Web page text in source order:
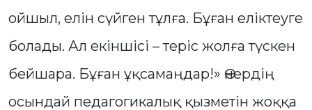
ойшыл, елін сүйген тұлға. Бұған еліктеуге
болады. Ал екіншісі – теріс жолға түскен
бейшара. Бұған ұқсамаңдар!» Өнердің
осындай педагогикалық қызметін жоққа